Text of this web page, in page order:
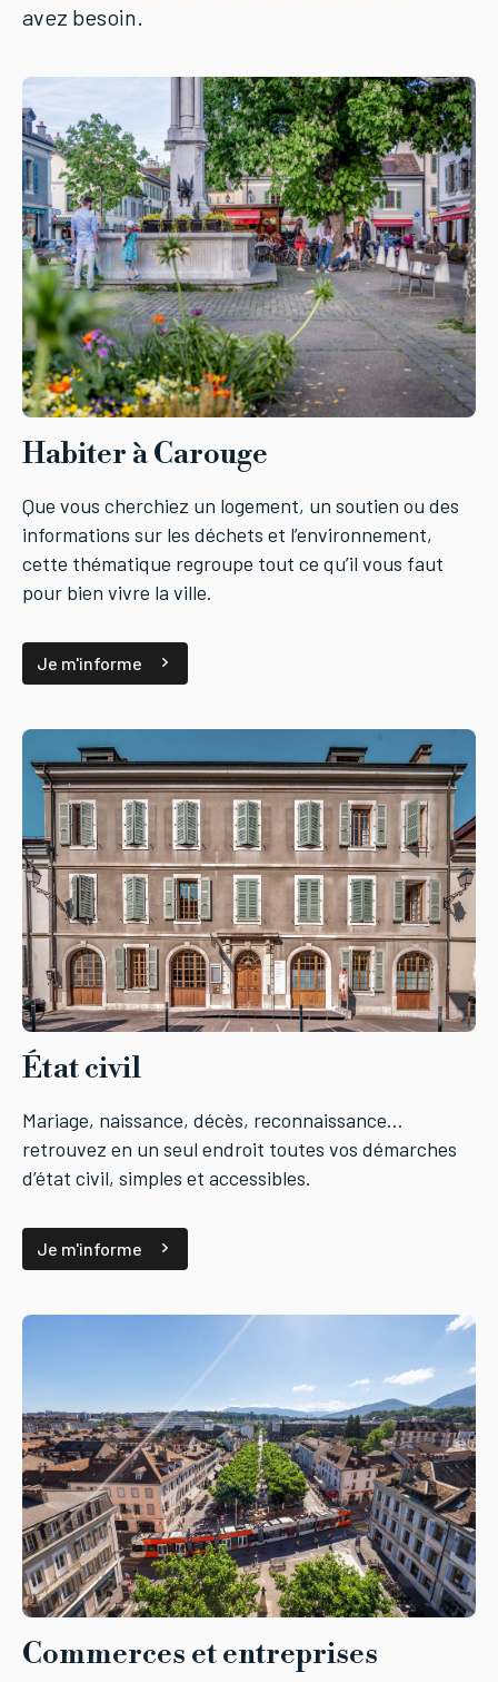
avez besoin.
Habiter à Carouge
Que vous cherchiez un logement, un soutien ou des
informations sur les déchets et l’environnement,
cette thématique regroupe tout ce qu’il vous faut
pour bien vivre la ville.
Je m'informe
État civil
Mariage, naissance, décès, reconnaissance…
retrouvez en un seul endroit toutes vos démarches
d’état civil, simples et accessibles.
Je m'informe
Commerces et entreprises